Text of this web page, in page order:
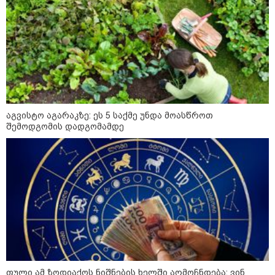
12:34 / 08-08-2026
რას აცხადებს ირაკლი კობახიძე
ელექტროენერგიის რამდენჯერმე
გათიშვასთან დაკავშირებით?
19:32 / 08-08-2026
"სიმბოლურია, რომ კობახიძის
მოღალატეობრივი განცხადება
საქართველოს
აგვისტო აგარაკზე: ეს 5 საქმე უნდა მოასწროთ
შემოდგომის დადგომამდე
ფული ამ ზოდიაქოს ნიშნების ხელში აღმოჩნდება: ვინ